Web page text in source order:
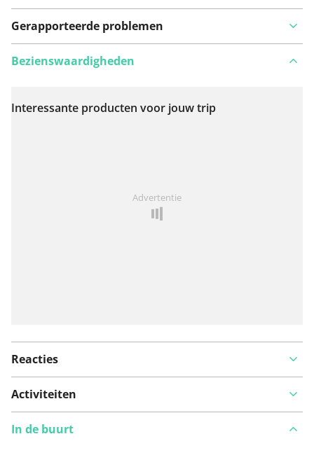
Gerapporteerde problemen
Bekijk op kaart
Bezienswaardigheden
Interessante producten voor jouw trip
Advertentie
Reacties
Activiteiten
In de buurt